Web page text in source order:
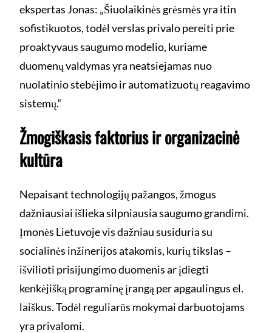
ekspertas Jonas: „Šiuolaikinės grėsmės yra itin
sofistikuotos, todėl verslas privalo pereiti prie
proaktyvaus saugumo modelio, kuriame
duomenų valdymas yra neatsiejamas nuo
nuolatinio stebėjimo ir automatizuotų reagavimo
sistemų.“
Žmogiškasis faktorius ir organizacinė
kultūra
Nepaisant technologijų pažangos, žmogus
dažniausiai išlieka silpniausia saugumo grandimi.
Įmonės Lietuvoje vis dažniau susiduria su
socialinės inžinerijos atakomis, kurių tikslas –
išvilioti prisijungimo duomenis ar įdiegti
kenkėjišką programinę įrangą per apgaulingus el.
laiškus. Todėl reguliarūs mokymai darbuotojams
yra privalomi.